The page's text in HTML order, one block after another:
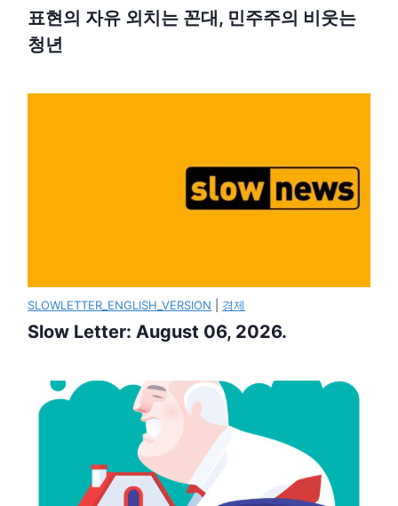
표현의 자유 외치는 꼰대, 민주주의 비웃는
청년
SLOWLETTER_ENGLISH_VERSION 경제
Slow Letter: August 06, 2026.